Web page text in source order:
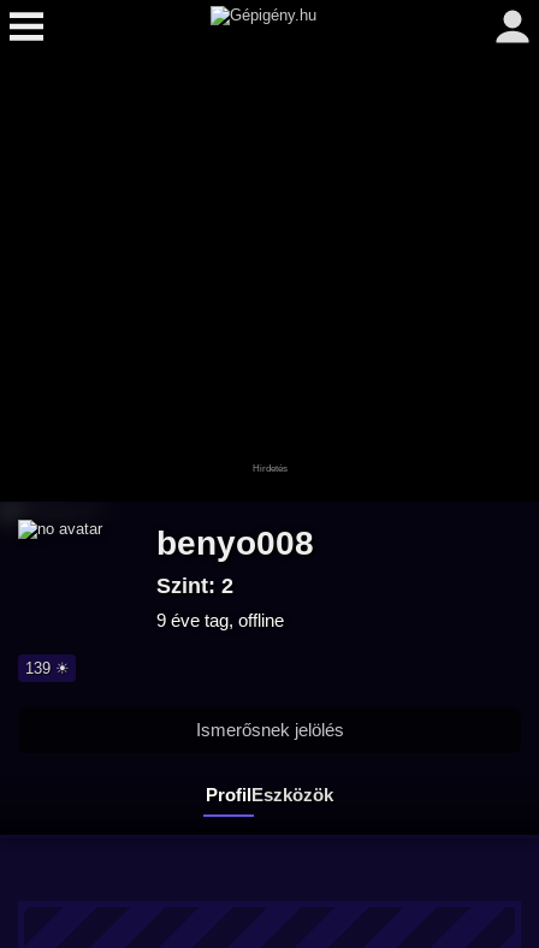
benyo008
Szint: 2
9 éve tag, offline
139 ☀
ProfilEszközök
Ismerősnek jelölés